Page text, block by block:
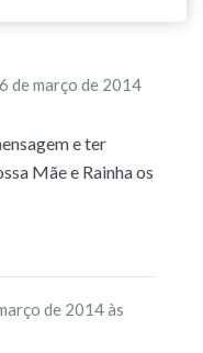
de março de 2014
e ter
Mãe e Rainha os
de 2014 às